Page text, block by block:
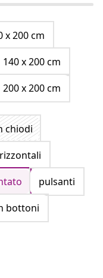
x 200 cm
140 x 200 cm
200 x 200 cm
chiodi
pulsanti
bottoni